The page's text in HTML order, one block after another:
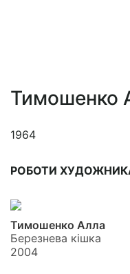
Тимошенко
1964
РОБОТИ
Тимошенко Алла
Березнева кішка
2004